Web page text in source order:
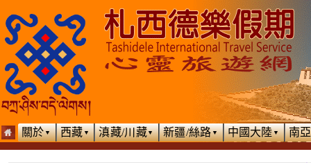
關於▼ 西藏▼ 滇藏/川藏▼ 新疆/絲路▼ 中國大陸▼ 南亞